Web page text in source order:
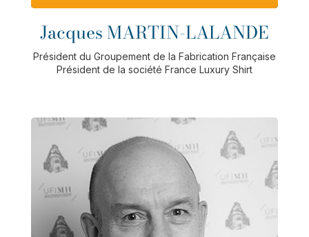
Jacques MARTIN-LALANDE
Président du Groupement de la Fabrication Française
Président de la société France Luxury Shirt